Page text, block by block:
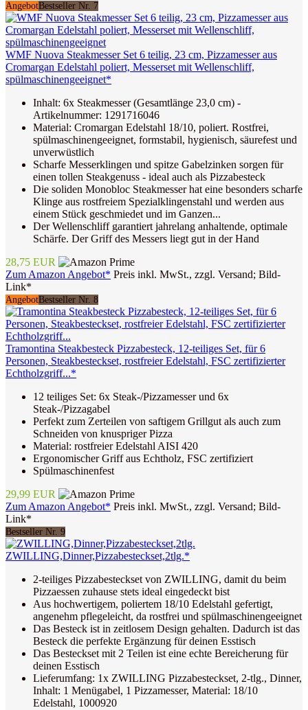
AngebotBestseller Nr. 7
WMF Nuova Steakmesser Set 6 teilig, 23 cm, Pizzamesser aus
Cromargan Edelstahl poliert, Messerset mit Wellenschliff,
spülmaschinengeeignet*
Inhalt: 6x Steakmesser (Gesamtlänge 23,0 cm) -
Artikelnummer: 1291716046
Material: Cromargan Edelstahl 18/10, poliert. Rostfrei,
spülmaschinengeeignet, formstabil, hygienisch, säurefest und
unverwüstlich
Scharfe Messerklingen und spitze Gabelzinken sorgen für
einen tollen Steakgenuss - ideal auch als Pizzabesteck
Die soliden Monobloc Steakmesser hat eine besonders scharfe
Klinge aus rostfreiem Spezialklingenstahl und werden aus
einem Stück geschmiedet und im Ganzen...
Der Wellenschliff garantiert jahrelang anhaltende, optimale
Schärfe. Der Griff des Messers liegt gut in der Hand
28,75 EUR
Zum Amazon Angebot* Preis inkl. MwSt., zzgl. Versand; Bild-
Link*
AngebotBestseller Nr. 8
Tramontina Steakbesteck Pizzabesteck, 12-teiliges Set, für 6
Personen, Steakbesteckset, rostfreier Edelstahl, FSC zertifizierter
Echtholzgriff...*
12 teiliges Set: 6x Steak-/Pizzamesser und 6x
Steak-/Pizzagabel
Perfekt zum Zerteilen von saftigem Grillgut als auch zum
Schneiden von knuspriger Pizza
Material: rostfreier Edelstahl AISI 420
Ergonomischer Griff aus Echtholz, FSC zertifiziert
Spülmaschinenfest
29,99 EUR
Zum Amazon Angebot* Preis inkl. MwSt., zzgl. Versand; Bild-
Link*
Bestseller Nr. 9
ZWILLING,Dinner,Pizzabesteckset,2tlg.*
2-teiliges Pizzabesteckset von ZWILLING, damit du beim
Pizzaessen zuhause stets ideal eingedeckt bist
Aus hochwertigem, poliertem 18/10 Edelstahl gefertigt,
angenehm pflegeleicht, da rostfrei und spülmaschinengeeignet
Das Besteck ist in zeitlosem Design gehalten. Dadurch ist das
Besteck die perfekte Ergänzung für deinen Esstisch
Das Besteckset mit 2 Teilen ist eine echte Bereicherung für
deinen Esstisch
Lieferumfang: 1x ZWILLING Pizzabesteckset, 2-tlg., Dinner,
Inhalt: 1 Menügabel, 1 Pizzamesser, Material: 18/10
Edelstahl, 1000920